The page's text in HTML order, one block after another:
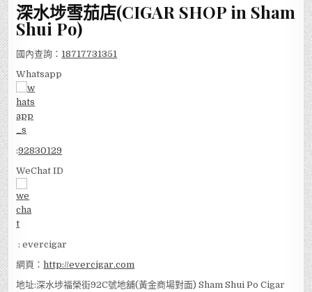
深水埗雪茄店(CIGAR SHOP in Sham
Shui Po)
國內查詢： 18717731351
Whatsapp
:92830129
WeChat ID
: evercigar
網頁：http://evercigar.com
地址:深水埗福榮街92C號地舖(黃金商場對面) Sham Shui Po Cigar